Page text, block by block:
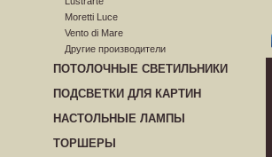
Moretti Luce
Vento di Mare
Другие производители
ПОТОЛОЧНЫЕ СВЕТИЛЬНИКИ
ПОДСВЕТКИ ДЛЯ КАРТИН
НАСТОЛЬНЫЕ ЛАМПЫ
ТОРШЕРЫ